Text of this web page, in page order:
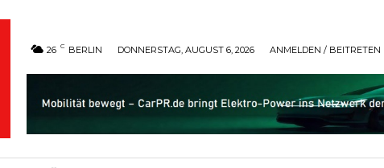
26 C BERLIN DONNERSTAG, AUGUST 6, 2026 ANMELDEN / BEITRETEN